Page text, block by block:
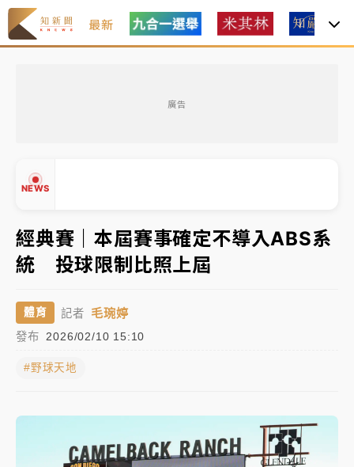
最新
廣告
NEWS
中信慈善基金會想增加董事人數！辜仲諒向法院聲請遭
駁 理由曝光
故宮《龍藏經》特展第2檔！今線上預約開賣一度塞車
周六起展出延長至晚上7時
父親節泡湯了！中颱白海豚雨彈轟3天 「紅到發紫」降
雨熱區曝
暑假過三周才推「E宿新北打卡趣」！抽獎程序複雜 觀
旅局回應了
經典賽｜本屆賽事確定不導入ABS系
統 投球限制比照上屆
體育 記者 毛琬婷
發布 2026/02/10 15:10
#野球天地